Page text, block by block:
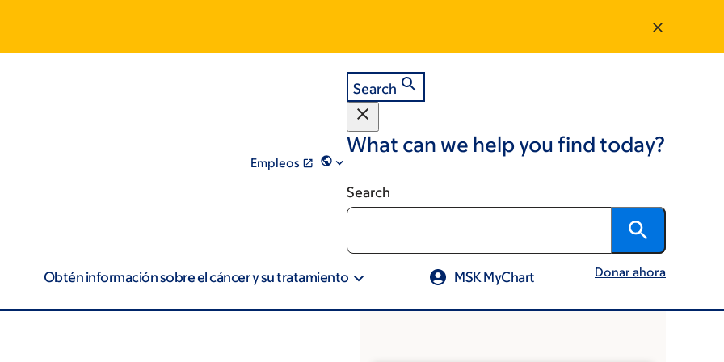
Empleos
Search
What can we help you find today?
Search
Obtén información sobre el cáncer y su tratamiento MSK MyChart Donar ahora